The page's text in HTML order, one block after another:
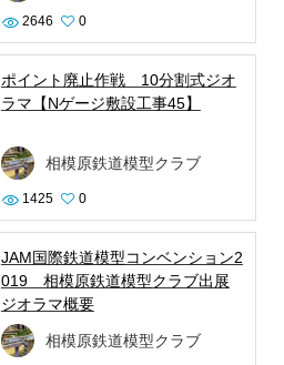
2646 0
ポイント廃止作戦 10分割式ジオ
ラマ【Nゲージ敷設工事45】
相模原鉄道模型クラブ
1425 0
JAM国際鉄道模型コンベンション2
019 相模原鉄道模型クラブ出展
ジオラマ概要
相模原鉄道模型クラブ